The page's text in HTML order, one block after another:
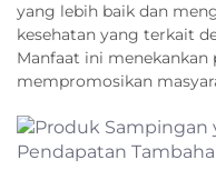
yang lebih baik dan
kesehatan yang terkait
Manfaat ini menekankan
mempromosikan